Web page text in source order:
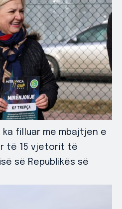
ka filluar me mbajtjen e
të 15 vjetorit të
së Republikës së